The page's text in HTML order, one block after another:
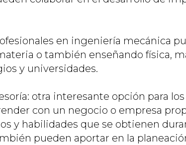
en ingeniería mecánica
o también enseñando física,
y universidades.
otra interesante opción para
con un negocio o empresa
y habilidades que se obtienen
pueden aportar en la